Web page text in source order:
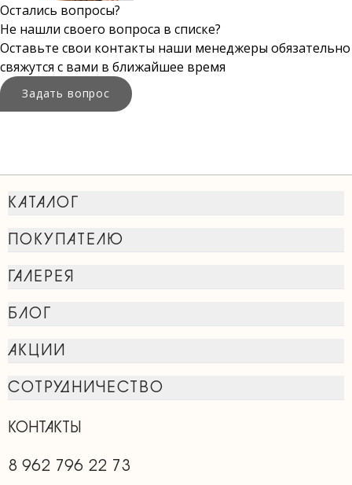
Остались вопросы?
Не нашли своего вопроса в списке?
Оставьте свои контакты наши менеджеры обязательно
свяжутся с вами в ближайшее время
Задать вопрос
КАТАЛОГ
ПОКУПАТЕЛЮ
ГАЛЕРЕЯ
БЛОГ
АКЦИИ
СОТРУДНИЧЕСТВО
КОНТАКТЫ
8 962 796 22 73